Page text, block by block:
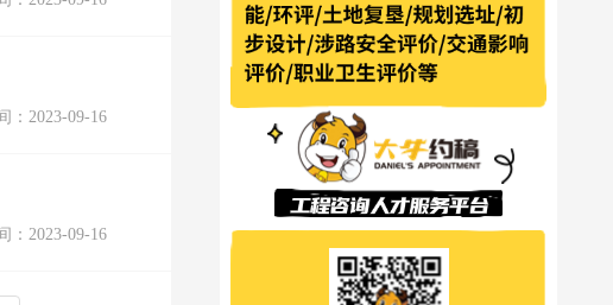
：2023-09-16
：2023-09-16